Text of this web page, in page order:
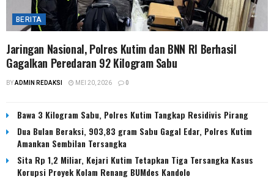
BERITA
Jaringan Nasional, Polres Kutim dan BNN RI Berhasil
Gagalkan Peredaran 92 Kilogram Sabu
BYADMIN REDAKSI MEI 20, 2026 0
Bawa 3 Kilogram Sabu, Polres Kutim Tangkap Residivis Pirang
Dua Bulan Beraksi, 903,83 gram Sabu Gagal Edar, Polres Kutim
Amankan Sembilan Tersangka
Sita Rp 1,2 Miliar, Kejari Kutim Tetapkan Tiga Tersangka Kasus
Korupsi Proyek Kolam Renang BUMdes Kandolo